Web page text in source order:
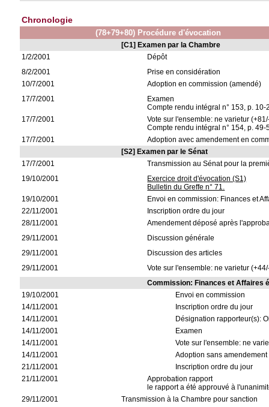
Chronologie
(78+79+80) Procédure d'évocation
[C1] Examen par la Chambre
1/2/2001
Dépôt
8/2/2001
Prise en considération
10/7/2001
Adoption en commission (amendé)
17/7/2001
Examen
Compte rendu intégral n° 153, p. 10-
17/7/2001
Vote sur l'ensemble: ne varietur
Compte rendu intégral n° 154, p. 49-
17/7/2001
Adoption avec amendement en
[S2] Examen par le Sénat
17/7/2001
Transmission au Sénat pour la
19/10/2001
Exercice droit d'évocation (S1)
Bulletin du Greffe n° 71.
19/10/2001
Envoi en commission: Finances et
22/11/2001
Inscription ordre du jour
28/11/2001
Amendement déposé après
29/11/2001
Discussion générale
29/11/2001
Discussion des articles
29/11/2001
Vote sur l'ensemble: ne varietur
Commission: Finances et Affaires
19/10/2001
Envoi en commission
14/11/2001
Inscription ordre du jour
14/11/2001
Désignation rapporteur(s):
14/11/2001
Examen
14/11/2001
Vote sur l'ensemble: ne
14/11/2001
Adoption sans amendement
21/11/2001
Inscription ordre du jour
21/11/2001
Approbation rapport
le rapport a été approuvé à
29/11/2001
Transmission à la Chambre pour sanction